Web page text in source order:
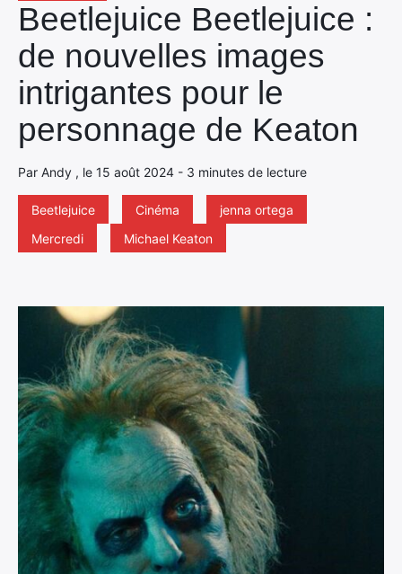
Beetlejuice Beetlejuice :
de nouvelles images
intrigantes pour le
personnage de Keaton
Par Andy , le 15 août 2024 - 3 minutes de lecture
Beetlejuice Cinéma
jenna ortega
Mercredi
Michael Keaton